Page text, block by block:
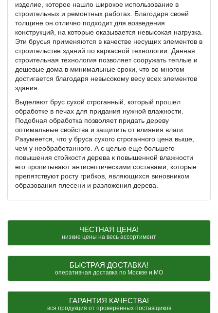
изделие, которое нашло широкое использование в
строительных и ремонтных работах. Благодаря своей
толщине он отлично подходит для возведения
конструкций, на которые оказывается невысокая нагрузка.
Эти брусья применяются в качестве несущих элементов в
строительстве зданий по каркасной технологии. Данная
строительная технология позволяет сооружать теплые и
дешевые дома в минимальные сроки, что во многом
достигается благодаря невысокому весу всех элементов
здания.
Выделяют брус сухой строганный, который прошел
обработке в печах для придания нужной влажности.
Подобная обработка позволяет придать дереву
оптимальные свойства и защитить от влияния влаги.
Разумеется, что у бруса сухого строганного цена выше,
чем у необработанного. А с целью еще большего
повышения стойкости дерева к повышенной влажности
его пропитывают антисептическими составами, которые
препятствуют росту грибков, являющихся виновником
образования плесени и разложения дерева.
ЧЕСТНАЯ ЦЕНА!
низкие цены на весь ассортимент
БЫСТРАЯ ДОСТАВКА!
оперативная доставка по Москве и МО
ГАРАНТИЯ КАЧЕСТВА!
вся продукция от проверенных поставщиков